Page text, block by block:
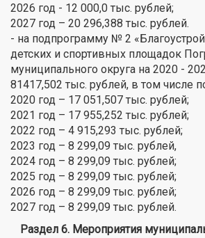
2026 год - 12 000,0 тыс. рублей;
2027 год – 20 296,388 тыс. рублей.
- на подпрограмму № 2
детских и спортивных площадок
муниципального округа на 2020 -
81417,502 тыс. рублей, в том числе
2020 год – 17 051,507 тыс. рублей;
2021 год – 17 955,252 тыс. рублей;
2022 год – 4 915,293 тыс. рублей;
2023 год – 8 299,09 тыс. рублей,
2024 год – 8 299,09 тыс. рублей;
2025 год – 8 299,09 тыс. рублей;
2026 год – 8 299,09 тыс. рублей;
2027 год – 8 299,09 тыс. рублей.
Раздел 6. Мероприятия